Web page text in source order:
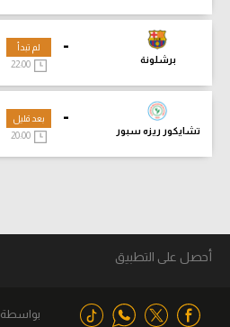
-
برشلونة
لم تبدأ
-
تشايكور ريزه سبور
بعد قليل
أحصل على التطبيق
بواسطة